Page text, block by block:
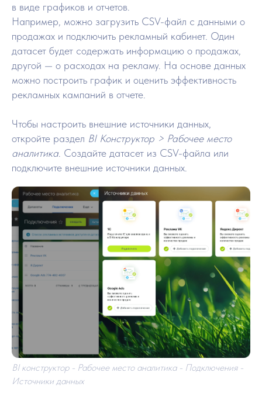
в виде графиков и отчетов.
Например, можно загрузить CSV-файл с данными о
продажах и подключить рекламный кабинет. Один
датасет будет содержать информацию о продажах,
другой — о расходах на рекламу. На основе данных
можно построить график и оценить эффективность
рекламных кампаний в отчете.
Чтобы настроить внешние источники данных,
откройте раздел BI Конструктор > Рабочее место
аналитика. Создайте датасет из CSV-файла или
подключите внешние источники данных.
BI конструктор - Рабочее место аналитика - Подключения -
Источники данных